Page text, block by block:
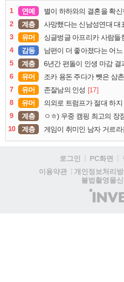
1 연예 별이 하하와의 결혼을 확신
2
계층 사망했다는 신남성연대 대
3
유머 싱글벙글 아프리카 사람들
4
감동 남편이 더 좋아졌다는 어느
5
계층 6년간 편돌이 인생 마감 결
6
유머 조카 용돈 주다가 뺏은 삼촌
7
유머 존잘남의 인성 [17]
8
유머 의외로 트럼프가 절대 하
9
계층 ㅇㅎ) 우중 캠핑 최고의 장
10
계층 게임이 취미인 남자 거르라
로그인 PC화면
이용약관
개인정보처리방
불법촬영물
(주)
인